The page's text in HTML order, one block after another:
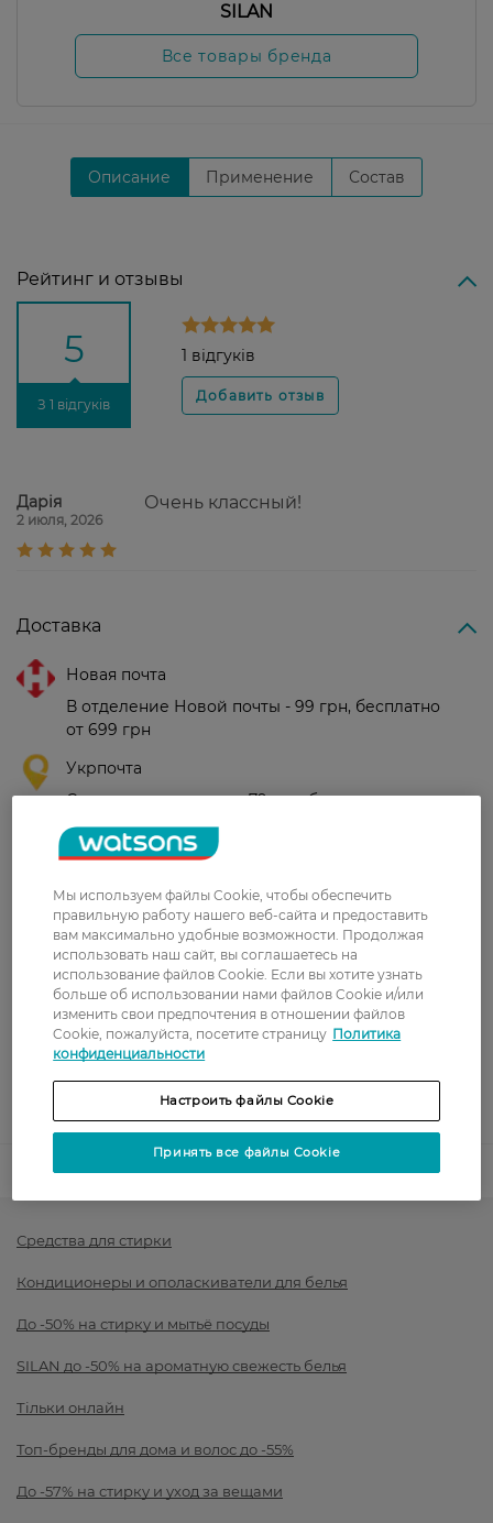
SILAN
Все товары бренда
Описание Применение Состав
Рейтинг и отзывы
5
З 1 відгуків
1 відгуків
Дарія
2 июля, 2026
Очень классный!
Доставка
Новая почта
В отделение Новой почты - 99 грн, бесплатно
от 699 грн
Укрпочта
Стоимость доставки – 79 грн, бесплатная
доставка от – 599 грн
Забрать сегодня в магазине Watsons
Стоимость доставки – 0 грн
Показать больше
Оплата
Оплата картой
Послеоплата
Показать больше
Код товара 1533327
Средства для стирки
Кондиционеры и ополаскиватели для белья
До -50% на стирку и мытьё посуды
SILAN до -50% на ароматную свежесть белья
Тільки онлайн
Топ-бренды для дома и волос до -55%
До -57% на стирку и уход за вещами
Мы используем файлы Cookie, чтобы обеспечить
правильную работу нашего веб-сайта и предоставить
вам максимально удобные возможности. Продолжая
использовать наш сайт, вы соглашаетесь на
использование файлов Cookie. Если вы хотите узнать
больше об использовании нами файлов Cookie и/или
изменить свои предпочтения в отношении файлов
Cookie, пожалуйста, посетите страницу Политика
конфиденциальности
Настроить файлы Cookie
Принять все файлы Cookie